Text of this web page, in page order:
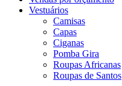
Vestuários
Camisas
Capas
Ciganas
Pomba Gira
Roupas Africanas
Roupas de Santos